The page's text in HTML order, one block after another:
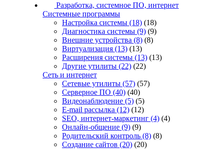
Разработка, системное ПО, интернет
Системные программы
Настройка системы (18) (18)
Диагностика системы (9) (9)
Внешние устройства (8) (8)
Виртуализация (13) (13)
Расширения системы (13) (13)
Другие утилиты (22) (22)
Сеть и интернет
Сетевые утилиты (57) (57)
Серверное ПО (40) (40)
Видеонаблюдение (5) (5)
E-mail рассылка (12) (12)
SEO, интернет-маркетинг (4) (4)
Онлайн-общение (9) (9)
Родительский контроль (8) (8)
Создание сайтов (20) (20)